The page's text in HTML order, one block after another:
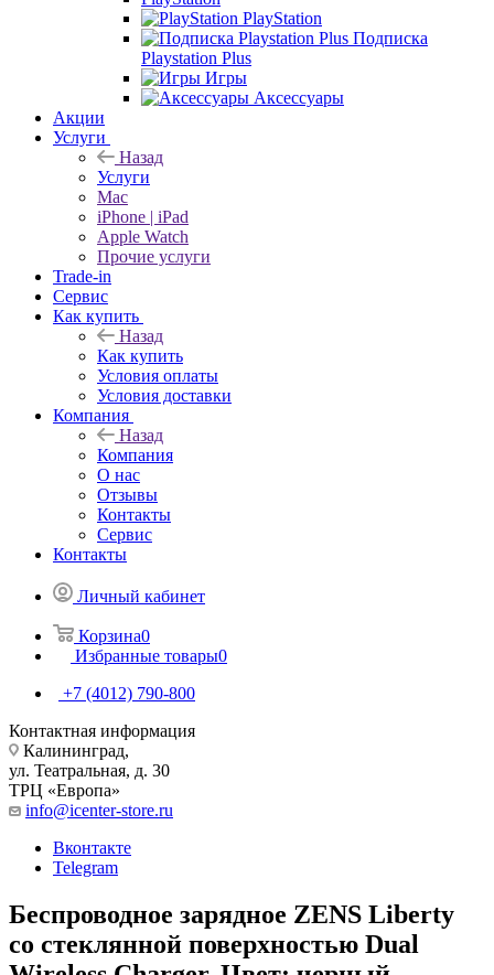
PlayStation
Подписка
Playstation Plus
Игры
Аксессуары
Акции
Услуги
Назад
Услуги
Mac
iPhone | iPad
Apple Watch
Прочие услуги
Trade-in
Сервис
Как купить
Назад
Как купить
Условия оплаты
Условия доставки
Компания
Назад
Компания
О нас
Отзывы
Контакты
Сервис
Контакты
Личный кабинет
Корзина0
Избранные товары0
+7 (4012) 790-800
Контактная информация
Калининград,
ул. Театральная, д. 30
ТРЦ «Европа»
info@icenter-store.ru
Вконтакте
Telegram
Беспроводное зарядное ZENS Liberty
со стеклянной поверхностью Dual